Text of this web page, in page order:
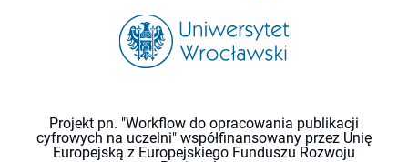
Projekt pn. "Workflow do opracowania publikacji
cyfrowych na uczelni" współfinansowany przez Unię
Europejską z Europejskiego Funduszu Rozwoju